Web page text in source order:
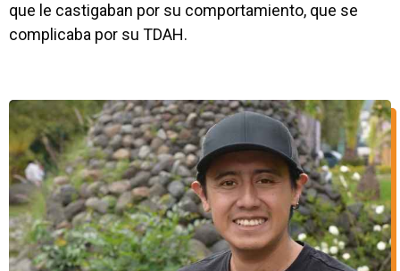
que le castigaban por su comportamiento, que se
complicaba por su TDAH.